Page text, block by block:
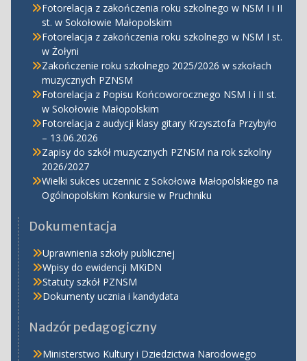
Fotorelacja z zakończenia roku szkolnego w NSM I i II
st. w Sokołowie Małopolskim
Fotorelacja z zakończenia roku szkolnego w NSM I st.
w Żołyni
Zakończenie roku szkolnego 2025/2026 w szkołach
muzycznych PZNSM
Fotorelacja z Popisu Końcoworocznego NSM I i II st.
w Sokołowie Małopolskim
Fotorelacja z audycji klasy gitary Krzysztofa Przybyło
– 13.06.2026
Zapisy do szkół muzycznych PZNSM na rok szkolny
2026/2027
Wielki sukces uczennic z Sokołowa Małopolskiego na
Ogólnopolskim Konkursie w Pruchniku
Dokumentacja
Uprawnienia szkoły publicznej
Wpisy do ewidencji MKiDN
Statuty szkół PZNSM
Dokumenty ucznia i kandydata
Nadzór pedagogiczny
Ministerstwo Kultury i Dziedzictwa Narodowego